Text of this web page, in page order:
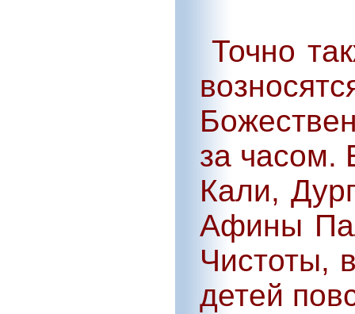
Точно
за часом.
Кали,
Афины
Чистоты,
детей